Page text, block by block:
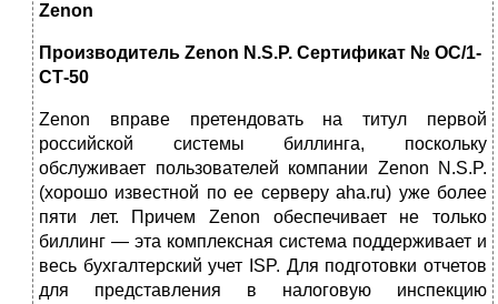
Zenon
Производитель Zenon N.S.P. Сертификат № ОС/1-
СТ-50
Zenon вправе претендовать на титул первой
российской системы биллинга, поскольку
обслуживает пользователей компании Zenon N.S.P.
(хорошо известной по ее серверу aha.ru) уже более
пяти лет. Причем Zenon обеспечивает не только
биллинг — эта комплексная система поддерживает и
весь бухгалтерский учет ISP. Для подготовки отчетов
для представления в налоговую инспекцию